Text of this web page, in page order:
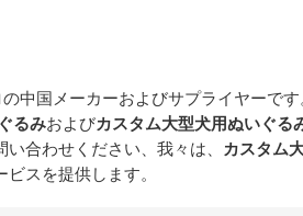
中国メーカーおよびサプライヤーで
るみおよびカスタム大型犬用ぬいぐる
合わせください、我々は、 カスタム
スを提供します。